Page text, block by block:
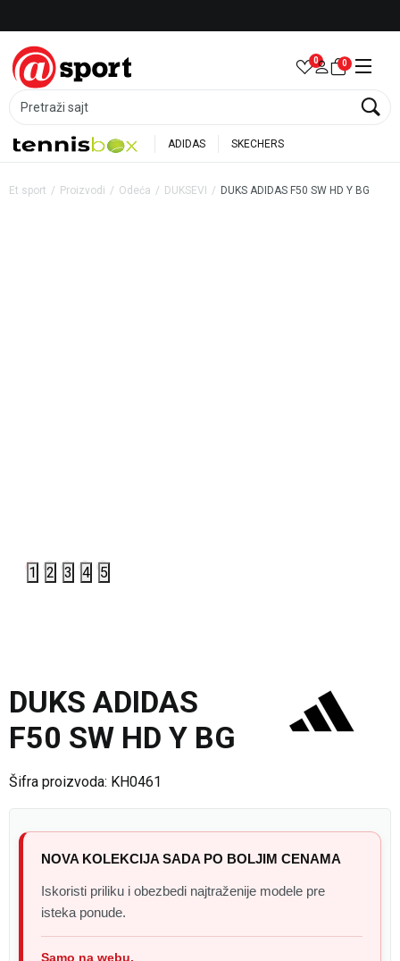
Pretraži sajt
0 0
ADIDAS SKECHERS
Et sport Proizvodi Odeća DUKSEVI DUKS ADIDAS F50 SW HD Y BG
1 2 3 4 5
DUKS ADIDAS
F50 SW HD Y BG
Šifra proizvoda: KH0461
NOVA KOLEKCIJA SADA PO BOLJIM CENAMA
Iskoristi priliku i obezbedi najtraženije modele pre
isteka ponude.
Samo na webu.